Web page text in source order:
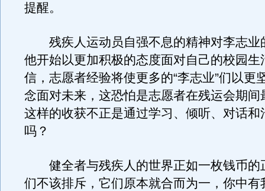
提醒。
残疾人运动员自强不息的精神对李志业
他开始以更加积极的态度面对自己的校园生
信，志愿者经验将使更多的“李志业”们以更
念面对未来，这恐怕是志愿者在残运会期间
这样的收获不正是通过学习、倾听、对话和
吗？
健全者与残疾人的世界正如一枚钱币的
们不该排斥，它们原本就合而为一，你中有